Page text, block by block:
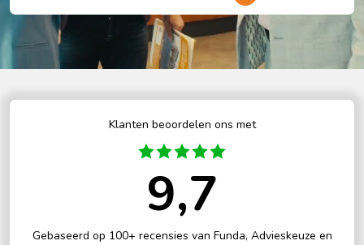
Klanten beoordelen ons met
9,7
Gebaseerd op 100+ recensies van Funda, Advieskeuze en